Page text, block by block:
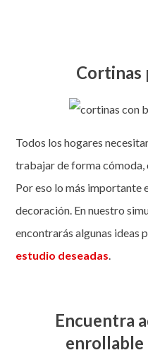
Cortinas
Todos los hogares
trabajar de forma cómoda,
Por eso lo más importante
decoración. En nuestro
encontrarás algunas ideas
estudio deseadas.
Encuentra
enrollable